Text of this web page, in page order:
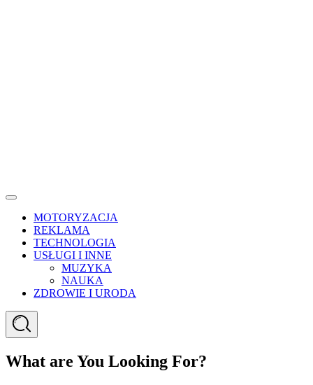
Menu
MOTORYZACJA
REKLAMA
TECHNOLOGIA
USŁUGI I INNE
MUZYKA
NAUKA
ZDROWIE I URODA
Search
What are You Looking For?